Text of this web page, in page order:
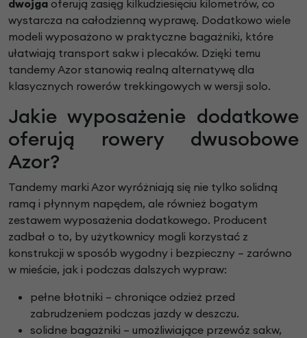
dwojga oferują zasięg kilkudziesięciu kilometrów, co
wystarcza na całodzienną wyprawę. Dodatkowo wiele
modeli wyposażono w praktyczne bagażniki, które
ułatwiają transport sakw i plecaków. Dzięki temu
tandemy Azor stanowią realną alternatywę dla
klasycznych rowerów trekkingowych w wersji solo.
Jakie wyposażenie dodatkowe
oferują rowery dwusobowe
Azor?
Tandemy marki Azor wyróżniają się nie tylko solidną
ramą i płynnym napędem, ale również bogatym
zestawem wyposażenia dodatkowego. Producent
zadbał o to, by użytkownicy mogli korzystać z
konstrukcji w sposób wygodny i bezpieczny – zarówno
w mieście, jak i podczas dalszych wypraw:
pełne błotniki – chroniące odzież przed
zabrudzeniem podczas jazdy w deszczu.
solidne bagażniki – umożliwiające przewóz sakw,